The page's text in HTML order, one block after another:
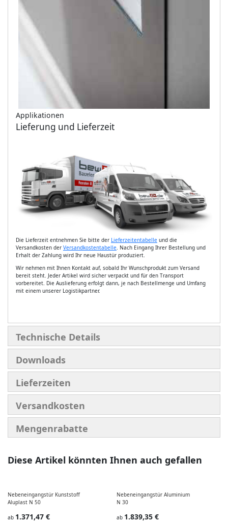
Applikationen
Lieferung und Lieferzeit
Die Lieferzeit entnehmen Sie bitte der Lieferzeitentabelle und die
Versandkosten der Versandkostentabelle . Nach Eingang Ihrer Bestellung und
Erhalt der Zahlung wird Ihr neue Haustür produziert.
Wir nehmen mit Ihnen Kontakt auf, sobald Ihr Wunschprodukt zum Versand
bereit steht. Jeder Artikel wird sicher verpackt und für den Transport
vorbereitet. Die Auslieferung erfolgt dann, je nach Bestellmenge und Umfang
mit einem unserer Logistikpartner.
Technische Details
Downloads
Lieferzeiten
Versandkosten
Mengenrabatte
Diese Artikel könnten Ihnen auch gefallen
Nebeneingangstür Kunststoff
Aluplast N 50
ab 1.371,47 €
Nebeneingangstür Aluminium
N 30
ab 1.839,35 €